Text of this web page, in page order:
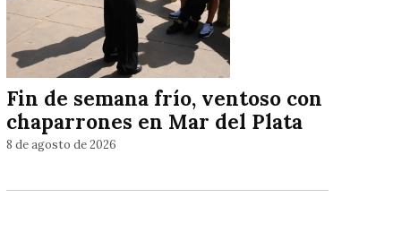
Fin de semana frío, ventoso con
chaparrones en Mar del Plata
8 de agosto de 2026